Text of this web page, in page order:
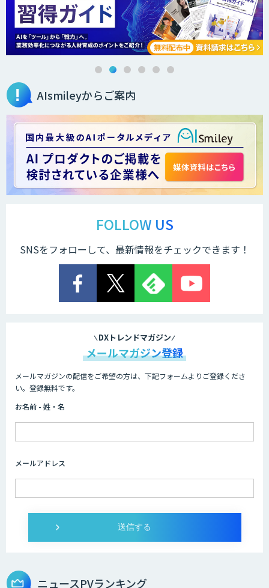
オーダーメイドAI人材育成研修
Brain Plus for Sales
データ分析/AI開発/コンサルティング
STORM Platform
AIコール
imprai ezKotae
AIsmileyからご案内
FOLLOW US
SNSをフォローして、最新情報をチェックできます！
DXトレンドマガジン
メールマガジン登録
メールマガジンの配信をご希望の方は、下記フォームよりご登録くださ
い。登録無料です。
お名前 - 姓・名
メールアドレス
ニュースPVランキング